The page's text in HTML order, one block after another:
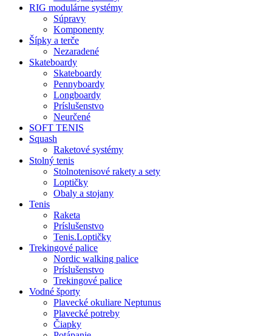
RIG modulárne systémy
Súpravy
Komponenty
Šípky a terče
Nezaradené
Skateboardy
Skateboardy
Pennyboardy
Longboardy
Príslušenstvo
Neurčené
SOFT TENIS
Squash
Raketové systémy
Stolný tenis
Stolnotenisové rakety a sety
Loptičky
Obaly a stojany
Tenis
Raketa
Príslušenstvo
Tenis.Loptičky
Trekingové palice
Nordic walking palice
Príslušenstvo
Trekingové palice
Vodné športy
Plavecké okuliare Neptunus
Plavecké potreby
Čiapky